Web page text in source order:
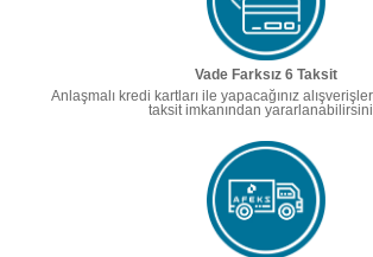
Vade Farksız 6 Taksit
Anlaşmalı kredi kartları ile yapacağınız
taksit imkanından